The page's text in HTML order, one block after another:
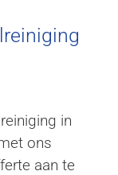
in
ons
aan te